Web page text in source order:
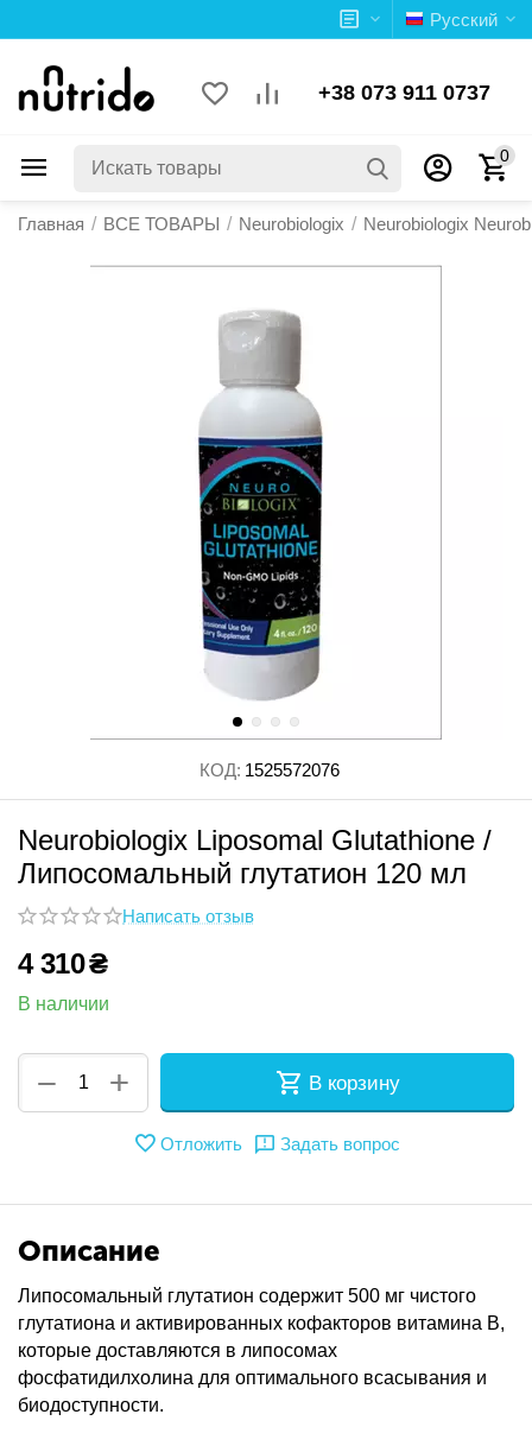
Русский
+38 073 911 0737
0
Главная / ВСЕ ТОВАРЫ / Neurobiologix / Neurobiologix
КОД: 1525572076
Neurobiologix Liposomal Glutathione /
Липосомальный глутатион 120 мл
Написать отзыв
4 310₴
В наличии
+
− В корзину
Отложить Задать вопрос
Описание
Липосомальный глутатион содержит 500 мг чистого
глутатиона и активированных кофакторов витамина B,
которые доставляются в липосомах
фосфатидилхолина для оптимального всасывания и
биодоступности.